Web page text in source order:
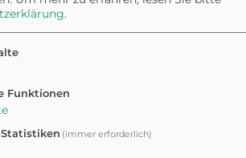
perfekt
Stimmung.
.
Funktionen
(immer erforderlich)